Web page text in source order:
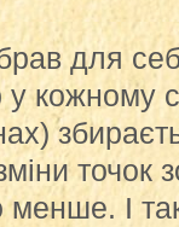
для
у кожному
точок
менше. І